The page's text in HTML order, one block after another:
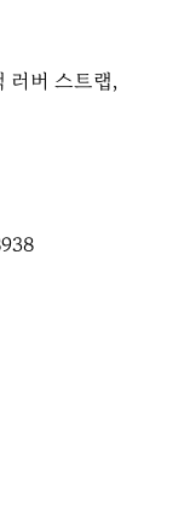
러버 스트랩,